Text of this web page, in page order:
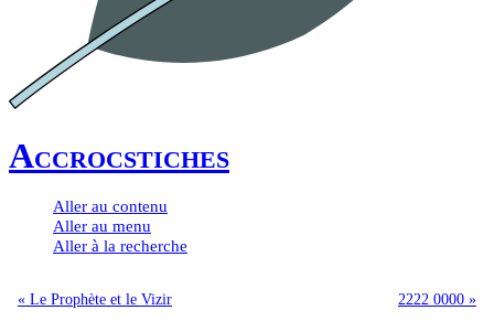
Accrocstiches
Aller au contenu
Aller au menu
Aller à la recherche
« Le Prophète et le Vizir 2222 0000 »